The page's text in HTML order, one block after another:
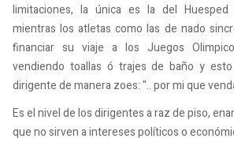
limitaciones, la única es la del Huesped
mientras los atletas como las de nado
financiar su viaje a los Juegos
vendiendo toallas ó trajes de baño y
dirigente de manera zoes: ".. por mi que
Es el nivel de los dirigentes a raz de piso,
que no sirven a intereses políticos o